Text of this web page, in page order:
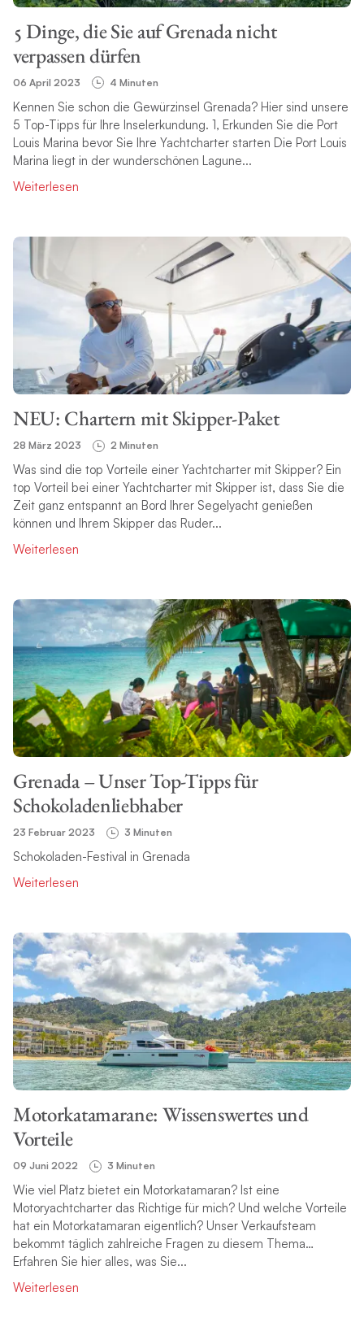
5 Dinge, die Sie auf Grenada nicht
verpassen dürfen
06 April 2023 4 Minuten
Kennen Sie schon die Gewürzinsel Grenada? Hier sind unsere
5 Top-Tipps für Ihre Inselerkundung. 1, Erkunden Sie die Port
Louis Marina bevor Sie Ihre Yachtcharter starten Die Port Louis
Marina liegt in der wunderschönen Lagune...
Weiterlesen
NEU: Chartern mit Skipper-Paket
28 März 2023 2 Minuten
Was sind die top Vorteile einer Yachtcharter mit Skipper? Ein
top Vorteil bei einer Yachtcharter mit Skipper ist, dass Sie die
Zeit ganz entspannt an Bord Ihrer Segelyacht genießen
können und Ihrem Skipper das Ruder...
Weiterlesen
Grenada – Unser Top-Tipps für
Schokoladenliebhaber
23 Februar 2023 3 Minuten
Schokoladen-Festival in Grenada
Weiterlesen
Motorkatamarane: Wissenswertes und
Vorteile
09 Juni 2022 3 Minuten
Wie viel Platz bietet ein Motorkatamaran? Ist eine
Motoryachtcharter das Richtige für mich? Und welche Vorteile
hat ein Motorkatamaran eigentlich? Unser Verkaufsteam
bekommt täglich zahlreiche Fragen zu diesem Thema…
Erfahren Sie hier alles, was Sie...
Weiterlesen